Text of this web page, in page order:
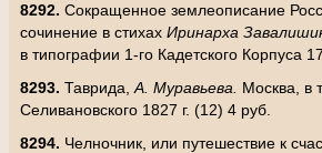
8292. Сокращенное землеописание
сочинение в стихах Иринарха
в типографии 1-го Кадетского Корпуса
8293. Таврида, А. Муравьева. Москва, в
Селивановского 1827 г. (12) 4 руб.
8294. Челночник, или путешествие к